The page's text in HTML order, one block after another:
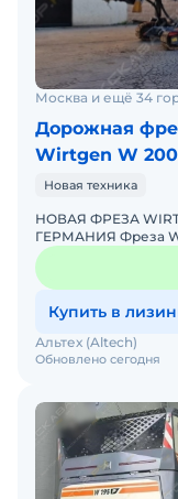
Москва и ещё 34
Дорожная
Wirtgen W 200
Новая техника
НОВАЯ ФРЕЗА
ГЕРМАНИЯ Фреза
2026.Фреза в
Купить в
Обновлено сегодня
Альтех (Altech)